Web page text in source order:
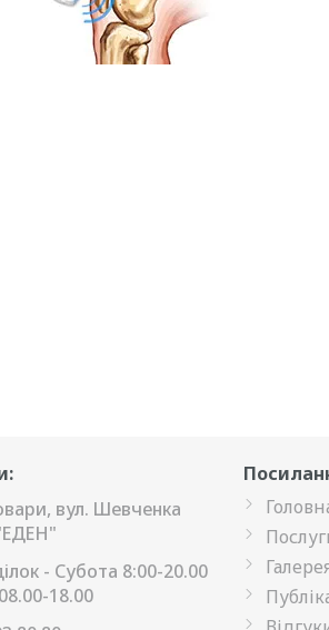
вул. Шевченка
- Субота 8:00-20.00
18.00